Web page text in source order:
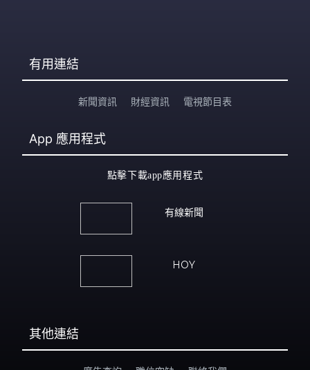
有用連結
新聞資訊 財經資訊 電視節目表
App 應用程式
點擊下載app應用程式
有線新聞
HOY
其他連結